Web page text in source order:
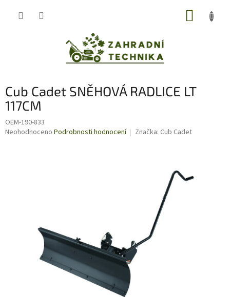
Cub Cadet SNĚHOVÁ RADLICE LT
117CM
OEM-190-833
Průměrné
Neohodnoceno Podrobnosti hodnocení Značka: Cub Cadet